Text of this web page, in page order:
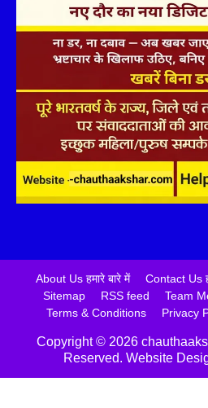
About Us हमारे बारे में Contact Us
Sitemap
RSS feed Team
Terms & Conditions
Privacy
Copyright ©️ 2026
Reserved. Website